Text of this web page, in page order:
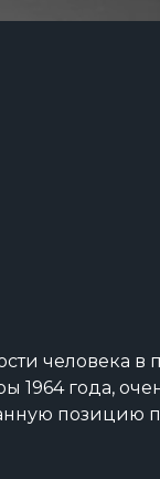
человека в
1964 года,
позицию